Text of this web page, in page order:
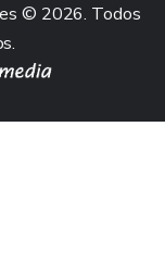
© 2026. Todos